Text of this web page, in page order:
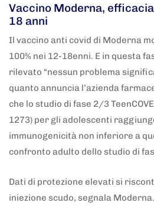
Vaccino Moderna,
18 anni
Il vaccino anti covid di Moderna
100% nei 12-18enni. E in questa
rilevato “nessun problema
quanto annuncia l’azienda
che lo studio di fase 2/3
1273) per gli adolescenti
immunogenicità non inferiore a
confronto adulto dello studio di
Dati di protezione elevati si
iniezione scudo, segnala